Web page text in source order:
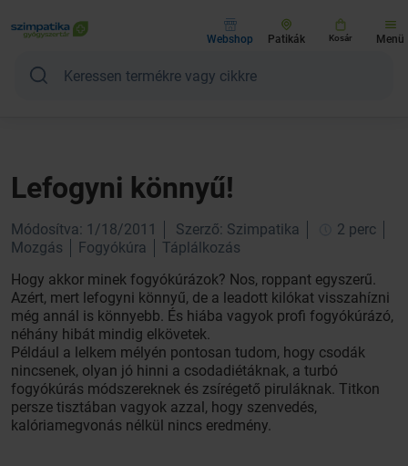
Webshop Patikák Kosár Menü
Lefogyni könnyű!
Módosítva: 1/18/2011 Szerző: Szimpatika
2 perc
Mozgás
Fogyókúra
Táplálkozás
Hogy akkor minek fogyókúrázok? Nos, roppant egyszerű.
Azért, mert lefogyni könnyű, de a leadott kilókat visszahízni
még annál is könnyebb. És hiába vagyok profi fogyókúrázó,
néhány hibát mindig elkövetek.
Például a lelkem mélyén pontosan tudom, hogy csodák
nincsenek, olyan jó hinni a csodadiétáknak, a turbó
fogyókúrás módszereknek és zsírégető piruláknak. Titkon
persze tisztában vagyok azzal, hogy szenvedés,
kalóriamegvonás nélkül nincs eredmény.